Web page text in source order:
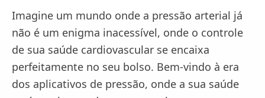
Imagine um mundo onde a pressão arterial já
não é um enigma inacessível, onde o controle
de sua saúde cardiovascular se encaixa
perfeitamente no seu bolso. Bem-vindo à era
dos aplicativos de pressão, onde a sua saúde